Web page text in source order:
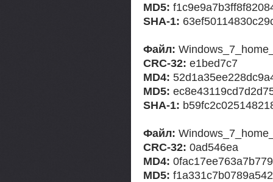
MD5:
SHA-1:
Файл:
CRC-32: e1bed7c7
MD4:
MD5:
SHA-1:
Файл:
CRC-32: 0ad546ea
MD4:
MD5: